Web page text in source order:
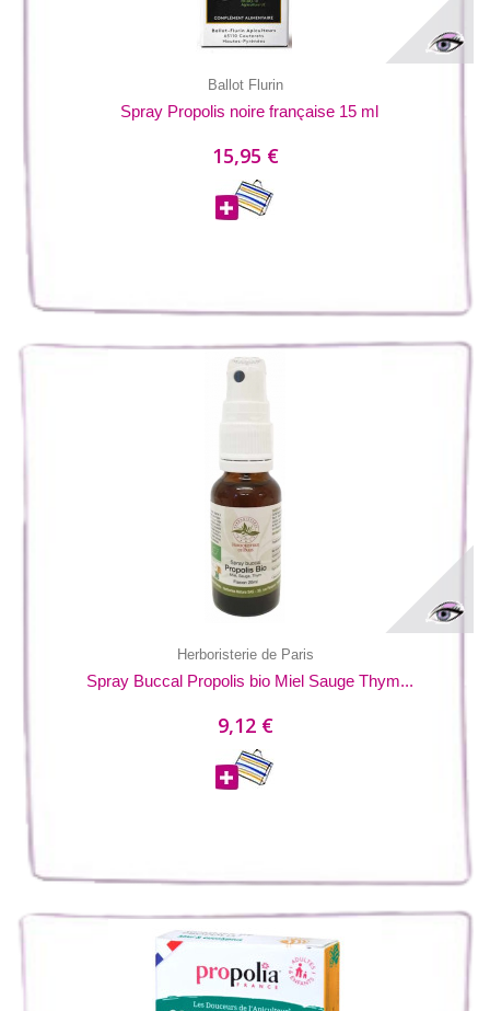
Ballot Flurin
Spray Propolis noire française 15 ml
15,95 €
Herboristerie de Paris
Spray Buccal Propolis bio Miel Sauge Thym...
9,12 €